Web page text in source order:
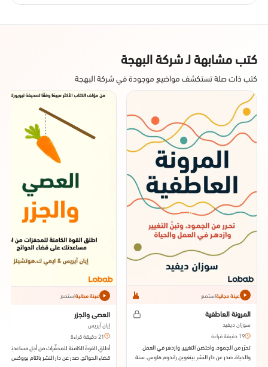
كتب مشابهة لـ شركة البهجة
كتب ذات صلة تستكشف مواضيع موجودة في شركة البهجة
عينة مجانيةاستمع
المرونة العاطفية
سوزان ديفيد
19 دقيقة قراءة
تحرّر من الجمود، واحتضن التغيير، وازدهر في العمل
والحياة، صدر عن دار النشر بينغوين راندوم هاوس، سنة
عينة مجانيةاستمع
العصي والجزر
إيان آيريس
21 دقيقة قراءة
أطلقِ القوةَ الكامنة للمحفِّزات من أجل مساعدتِك
قضاءِ الحوائج. صدر عن دار النشر بانتام بووكس سنة